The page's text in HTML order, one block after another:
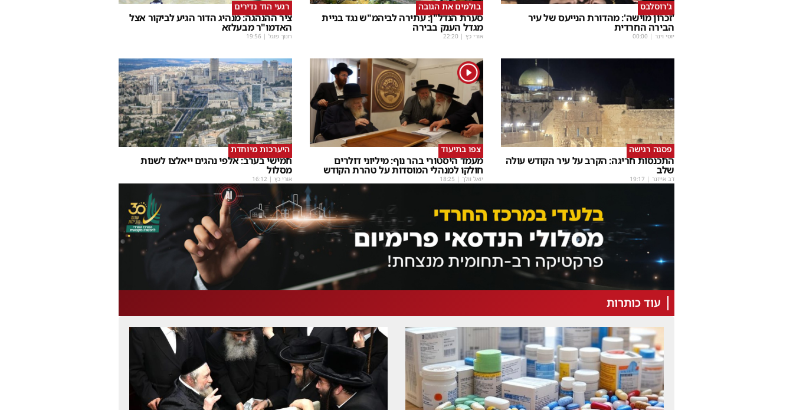
ג'רוסלבס
'זכרון מוישה': מהדורת הנייעס של עיר
הבירה החרדית
יוסי וינר |
00:00
בולמים את הגובה
סערת הנדל"ן: עתירה לביהמ"ש נגד בניית
מגדל הענק בבירה
אורי כץ |
22:20
רגעי הוד נדירים
ציר ההנהגה: מנהיג הדור הגיע לביקור אצל
האדמו"ר מבעלזא
חנוך פוגל |
19:56
פסגה רגישה
התכנסות חריגה: הקרב על עיר הקודש עולה
שלב
דב אייזנר |
19:17
1
צפו בתיעוד
מעמד היסטורי בהר נוף: מיליוני דולרים
חולקו למנהלי המוסדות על טהרת הקודש
יואל וולך |
18:25
היערכות מיוחדת
חמישי בערב: אלפי נהגים ייאלצו לשנות
מסלול
אורי כץ |
16:12
עוד כותרות